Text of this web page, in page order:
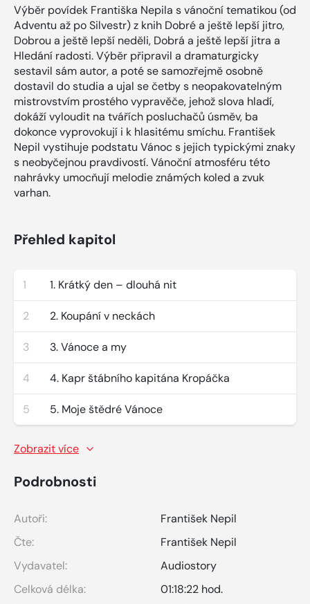
Výběr povídek Františka Nepila s vánoční tematikou (od
Adventu až po Silvestr) z knih Dobré a ještě lepší jitro,
Dobrou a ještě lepší neděli, Dobrá a ještě lepší jitra a
Hledání radosti. Výběr připravil a dramaturgicky
sestavil sám autor, a poté se samozřejmě osobně
dostavil do studia a ujal se četby s neopakovatelným
mistrovstvím prostého vypravěče, jehož slova hladí,
dokáží vyloudit na tvářích posluchačů úsměv, ba
dokonce vyprovokují i k hlasitému smíchu. František
Nepil vystihuje podstatu Vánoc s jejich typickými znaky
s neobyčejnou pravdivostí. Vánoční atmosféru této
nahrávky umocňují melodie známých koled a zvuk
varhan.
Přehled kapitol
1 1. Krátký den – dlouhá nit
2 2. Koupání v neckách
3 3. Vánoce a my
4 4. Kapr štábního kapitána Kropáčka
5 5. Moje štědré Vánoce
Zobrazit více
Podrobnosti
Autoři:
František Nepil
Čte:
František Nepil
Vydavatel:
Audiostory
Celková délka:
01:18:22 hod.